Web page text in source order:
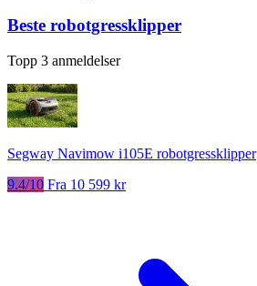
Beste robotgressklipper
Topp 3 anmeldelser
Segway Navimow i105E robotgressklipper
9.4/10 Fra 10 599 kr